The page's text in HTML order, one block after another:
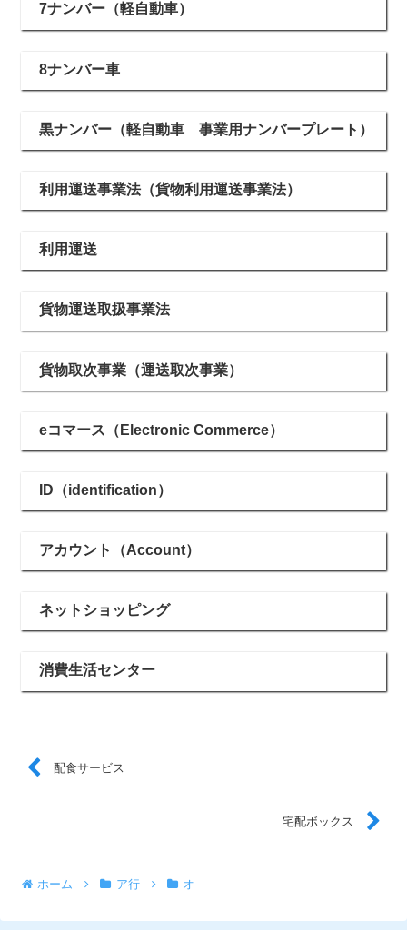
7ナンバー（軽自動車）
8ナンバー車
黒ナンバー（軽自動車 事業用ナンバープレート）
利用運送事業法（貨物利用運送事業法）
利用運送
貨物運送取扱事業法
貨物取次事業（運送取次事業）
eコマース（Electronic Commerce）
ID（identification）
アカウント（Account）
ネットショッピング
消費生活センター
配食サービス
宅配ボックス
ホーム ア行 オ